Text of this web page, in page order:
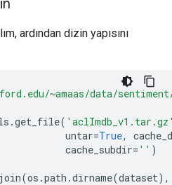
ardından dizin yapısını
~amaas/data/
.get_file(
=True,
= '' )
join(os .path .dirname(dataset),